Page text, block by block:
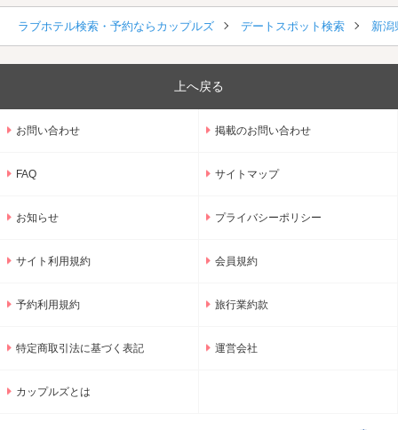
ラブホテル検索・予約ならカップルズ デートスポット検索 新潟
上へ戻る
お問い合わせ 掲載のお問い合わせ
FAQ サイトマップ
お知らせ プライバシーポリシー
サイト利用規約 会員規約
予約利用規約 旅行業約款
特定商取引法に基づく表記 運営会社
カップルズとは